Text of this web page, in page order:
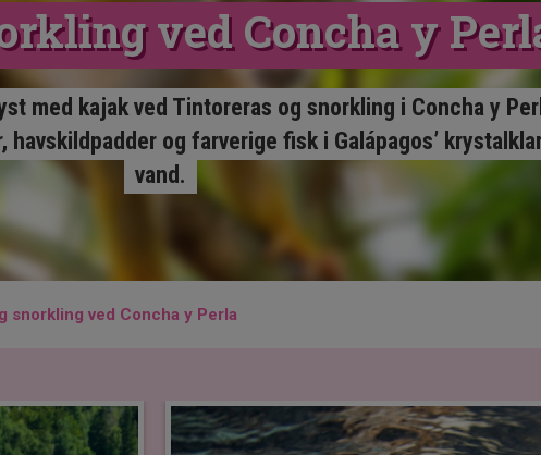
ved Concha y
med kajak ved Tintoreras og snorkling i Concha y
havskildpadder og farverige fisk i Galápagos’
vand.
snorkling ved Concha y Perla